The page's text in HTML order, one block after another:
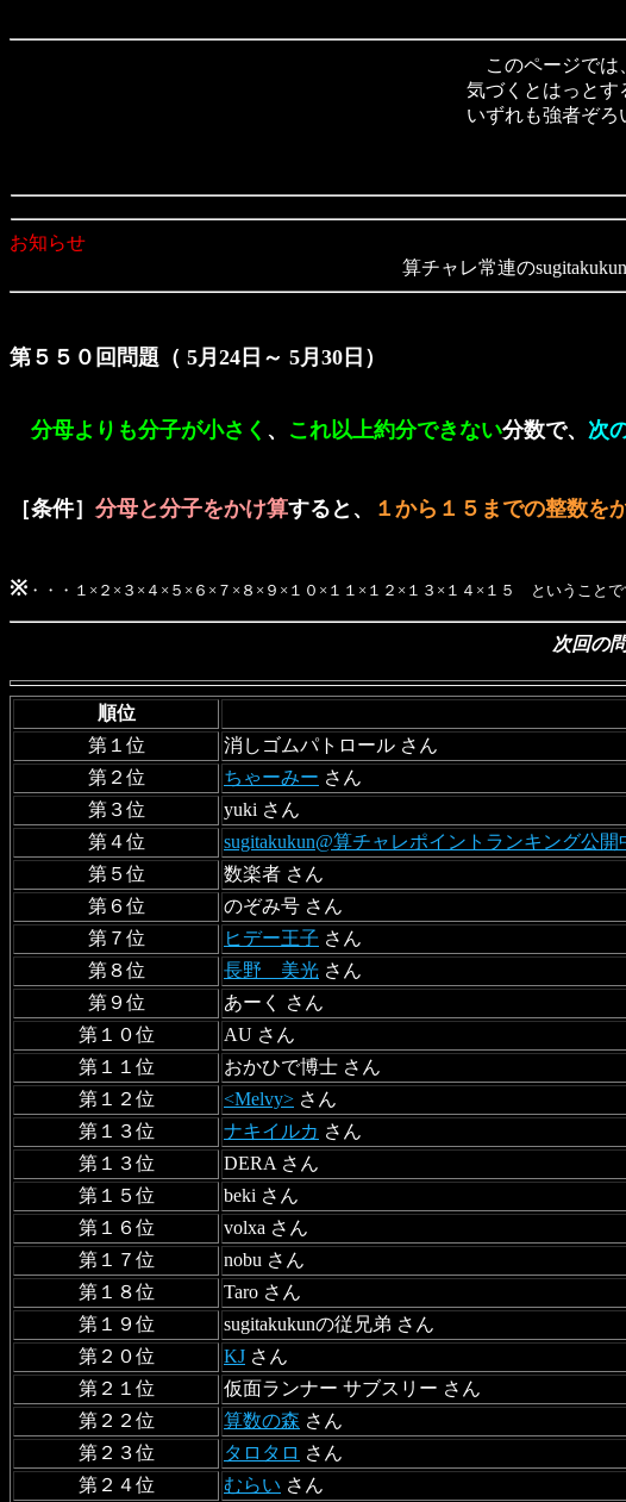
このページでは
気づくとはっとす
いずれも強者ぞろ
お知らせ
算チャレ常連の
第５５０回問題（ 5月24日～ 5月30日）
分母よりも分子が小さく 、 これ以上約分できない分数で、 次
［条件］ 分母と分子をかけ算すると、 １から１５までの整数を
※ ・・・１×２×３×４×５×６×７×８×９×１０×１１×１２×１３×１４×１５ ということで
次回の
順位
第１位
消しゴムパトロール さん
第２位
ちゃーみー さん
第３位
yuki さん
第４位
sugitakukun@算チャレポイントランキング公開
第５位
数楽者 さん
第６位
のぞみ号 さん
第７位
ヒデー王子 さん
第８位
長野 美光 さん
第９位
あーく さん
第１０位
AU さん
第１１位
おかひで博士 さん
第１２位
<Melvy> さん
第１３位
ナキイルカ さん
第１３位
DERA さん
第１５位
beki さん
第１６位
volxa さん
第１７位
nobu さん
第１８位
Taro さん
第１９位
sugitakukunの従兄弟 さん
第２０位
KJ さん
第２１位
仮面ランナー サブスリー さん
第２２位
算数の森 さん
第２３位
タロタロ さん
第２４位
むらい さん